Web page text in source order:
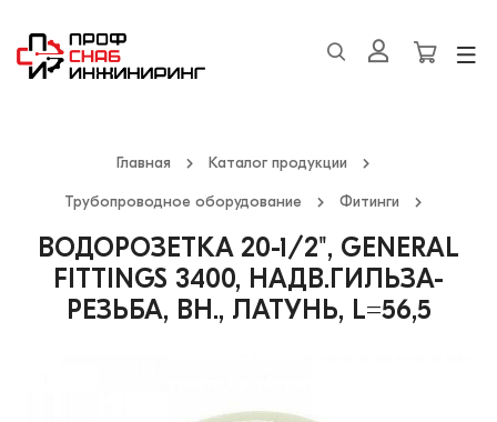
Главная Каталог продукции
Трубопроводное оборудование Фитинги
ВОДОРОЗЕТКА 20-1/2", GENERAL
FITTINGS 3400, НАДВ.ГИЛЬЗА-
РЕЗЬБА, ВН., ЛАТУНЬ, L=56,5